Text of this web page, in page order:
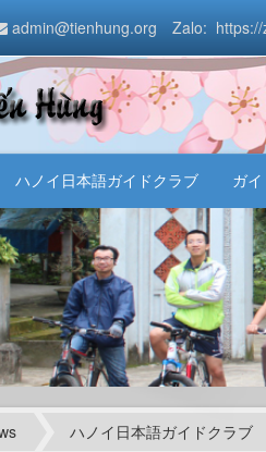
ハノイ日本語ガイドクラブ ガ
admin@tienhung.org Zalo: https://
ハノイ日本語ガイドクラブ